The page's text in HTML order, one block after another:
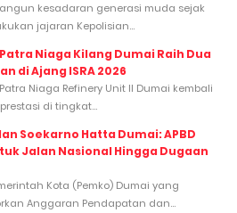
kesadaran generasi muda sejak
jajaran Kepolisian...
Niaga Kilang Dumai Raih Dua
di Ajang ISRA 2026
Niaga Refinery Unit II Dumai kembali
di tingkat...
Soekarno Hatta Dumai: APBD
Jalan Nasional Hingga Dugaan
Kota (Pemko) Dumai yang
Anggaran Pendapatan dan...